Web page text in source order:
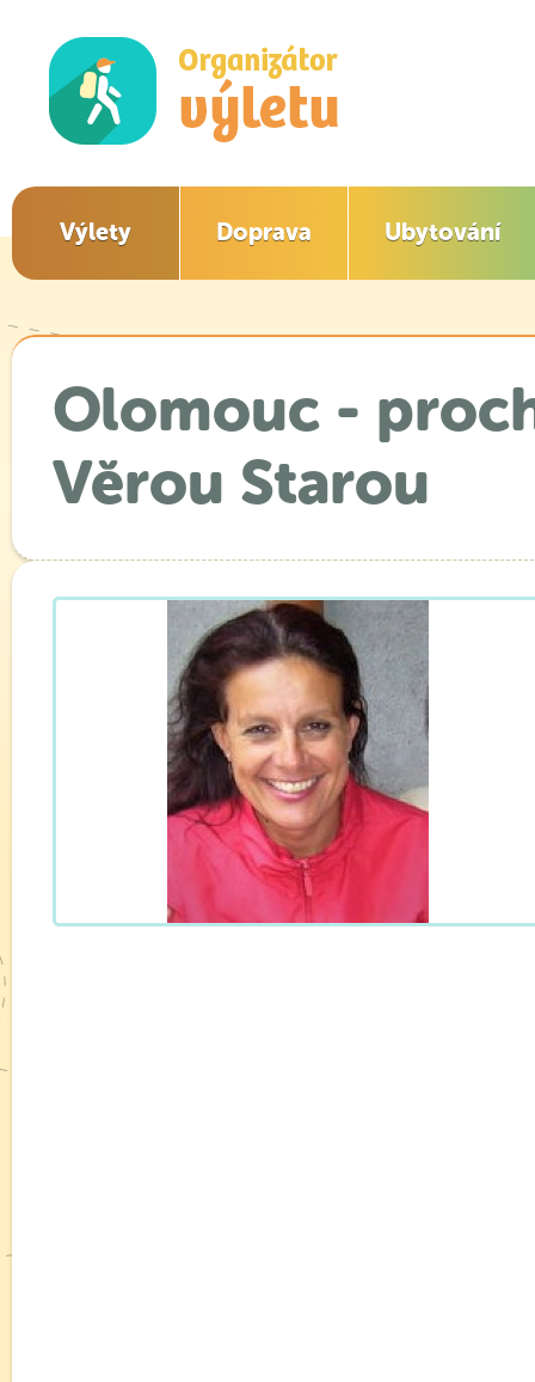
Výlety Doprava Ubytování
Olomouc -
Věrou Starou